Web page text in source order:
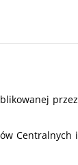
przez
Centralnych i